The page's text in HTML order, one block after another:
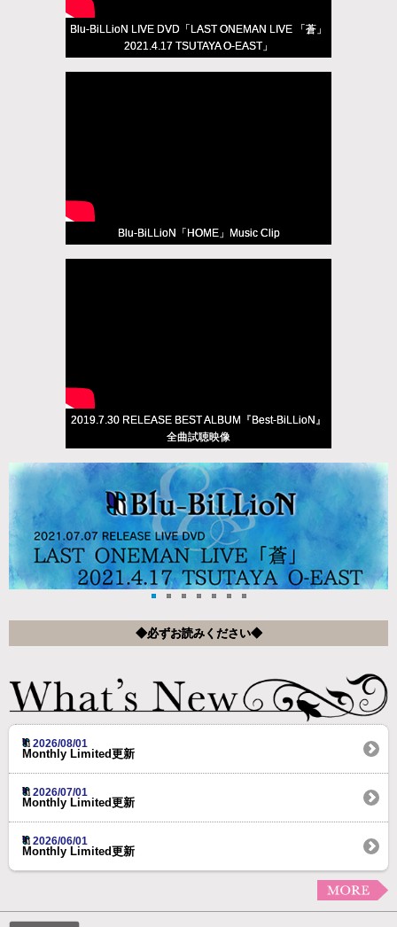
Blu-BiLLioN LIVE DVD「LAST ONEMAN LIVE 「蒼」
2021.4.17 TSUTAYA O-EAST」
Blu-BiLLioN「HOME」Music Clip
2019.7.30 RELEASE BEST ALBUM『Best-BiLLioN』
全曲試聴映像
◆必ずお読みください◆
2026/08/01
Monthly Limited更新
2026/07/01
Monthly Limited更新
2026/06/01
Monthly Limited更新